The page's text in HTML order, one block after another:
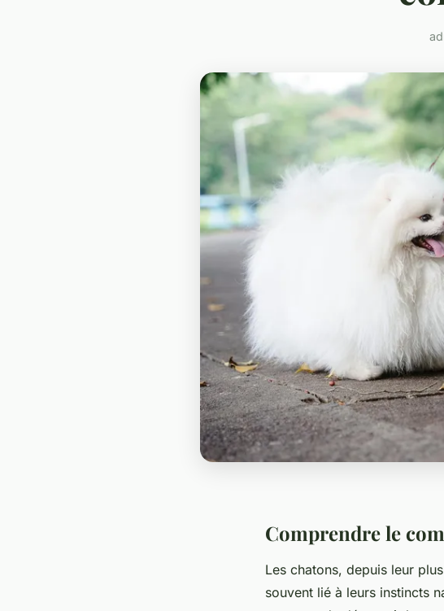
Comprendre le
Les chatons, depuis leur
souvent lié à leurs instincts